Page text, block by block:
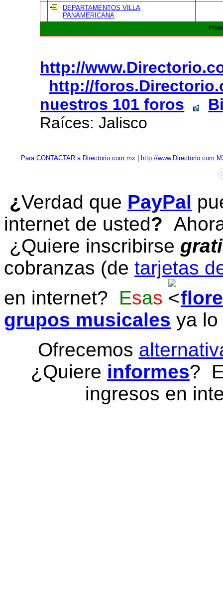
DEPARTAMENTOS VILLA
PANAMERICANA
http://
http://
nuestros 101 foros
Raíces: Jalisco
Para CONTACTAR a Directorio.com.mx http://
¿Verdad que PayPal
internet de usted?
¿Quiere inscribirse
cobranzas (de tarjetas
en internet? Esas
grupos musicales ya
Ofrecemos
¿Quiere informes?
ingresos en